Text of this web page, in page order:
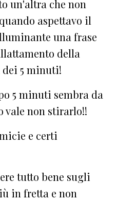
un'altra che non
aspettavo il
una frase
della
dei 5 minuti!
5 minuti sembra da
vale non stirarlo!!
e certi
tutto bene sugli
in fretta e non